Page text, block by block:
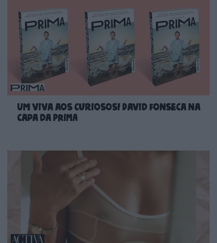
Um viva aos curiosos! David Fonseca na
capa da PRIMA